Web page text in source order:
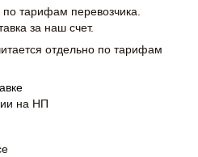
тарифам перевозчика.
за наш счет.
отдельно по тарифам
на НП